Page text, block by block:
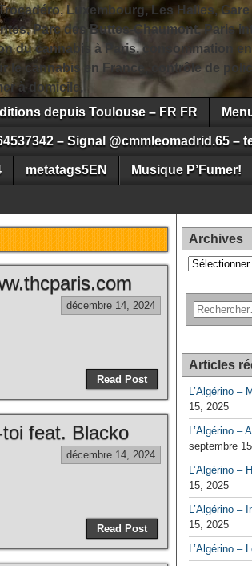
Luxembourg, Les Halles,
Parc des Buttes-Chaumont, Paris
du cannabis à Paris, consommation
le cannabis en France, contrôle de
à domicile,
depuis Toulouse – FR FR
– Signal @cmmleomadrid.65 –
metatags5EN Musique P’Fumer!
décembre 14, 2024
Read Post
feat. Blacko
décembre 14, 2024
Read Post
Archives
Archives
Articles
L’Algérino –
15, 2025
L’Algérino –
septembre
L’Algérino –
15, 2025
L’Algérino –
15, 2025
L’Algérino –